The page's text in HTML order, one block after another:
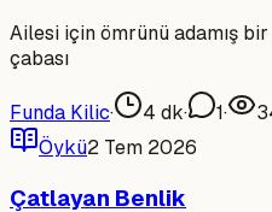
Ailesi için ömrünü adamış
çabası
Funda Kilic· 4 dk· 1·
Öykü2 Tem 2026
Çatlayan Benlik